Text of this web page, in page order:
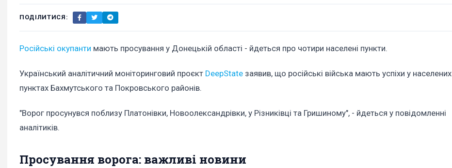
ПОДІЛИТИСЯ:
Російські окупанти мають просування у Донецькій області - йдеться про чотири населені пункти.
Український аналітичний моніторинговий проєкт DeepState заявив, що російські війська мають успіхи у населених
пунктах Бахмутського та Покровського районів.
"Ворог просунувся поблизу Платонівки, Новоолександрівки, у Різниківці та Гришиному", - йдеться у повідомленні
аналітиків.
Просування ворога: важливі новини